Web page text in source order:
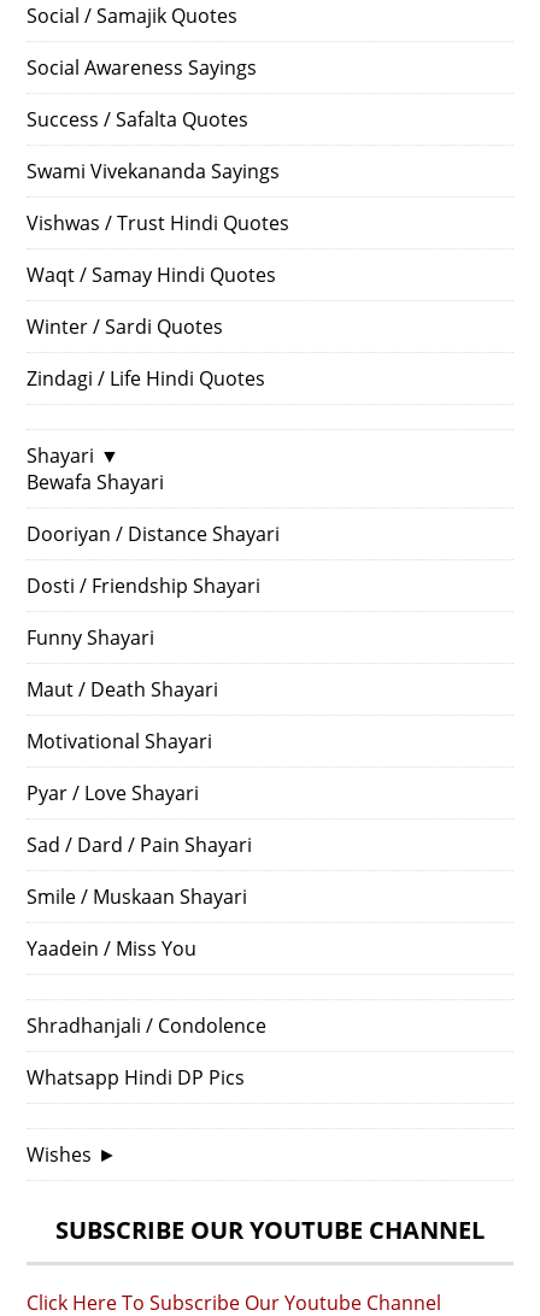
Social / Samajik Quotes
Social Awareness Sayings
Success / Safalta Quotes
Swami Vivekananda Sayings
Vishwas / Trust Hindi Quotes
Waqt / Samay Hindi Quotes
Winter / Sardi Quotes
Zindagi / Life Hindi Quotes
Shayari ▼
Bewafa Shayari
Dooriyan / Distance Shayari
Dosti / Friendship Shayari
Funny Shayari
Maut / Death Shayari
Motivational Shayari
Pyar / Love Shayari
Sad / Dard / Pain Shayari
Smile / Muskaan Shayari
Yaadein / Miss You
Shradhanjali / Condolence
Whatsapp Hindi DP Pics
Wishes ►
SUBSCRIBE OUR YOUTUBE CHANNEL
Click Here To Subscribe Our Youtube Channel